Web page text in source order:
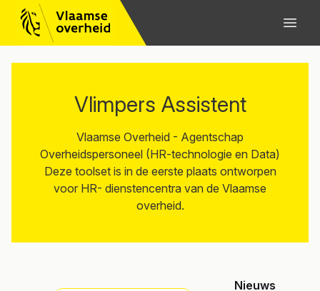
Vlimpers Assistent
Vlaamse Overheid - Agentschap
Overheidspersoneel (HR-technologie en Data)
Deze toolset is in de eerste plaats ontworpen
voor HR- dienstencentra van de Vlaamse
overheid.
Nieuws